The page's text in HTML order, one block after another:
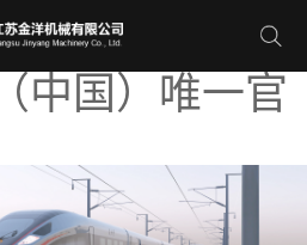
中国）唯一官